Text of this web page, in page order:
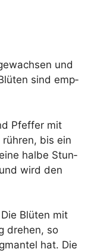
und
sind emp­
Pfef­fer mit
bis ein
hal­be Stun­
wird den
Blü­ten mit
dre­hen, so
hat. Die